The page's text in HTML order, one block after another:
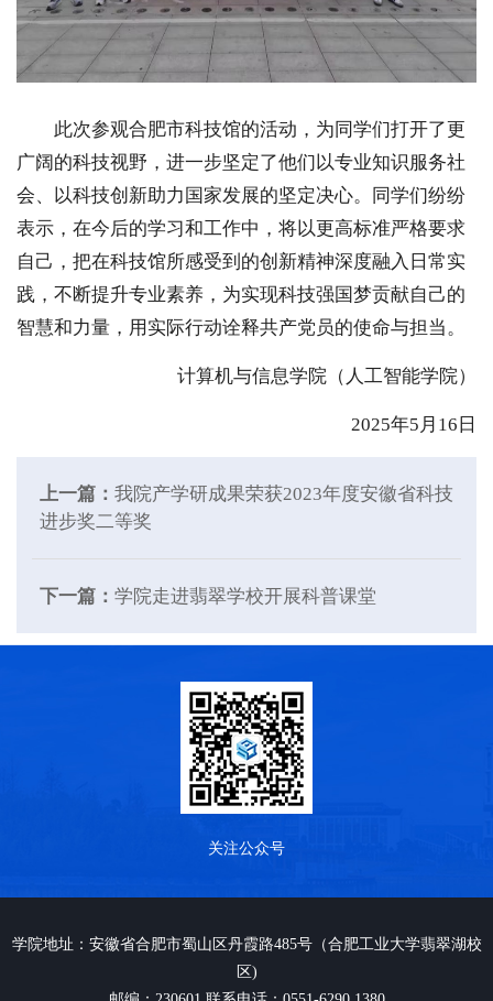
此次参观合肥市科技馆的活动，为同学们打开了更
广阔的科技视野，进一步坚定了他们以专业知识服务社
会、以科技创新助力国家发展的坚定决心。同学们纷纷
表示，在今后的学习和工作中，将以更高标准严格要求
自己，把在科技馆所感受到的创新精神深度融入日常实
践，不断提升专业素养，为实现科技强国梦贡献自己的
智慧和力量，用实际行动诠释共产党员的使命与担当。
计算机与信息学院（人工智能学院）
2025年5月16日
上一篇： 我院产学研成果荣获2023年度安徽省科技
进步奖二等奖
下一篇： 学院走进翡翠学校开展科普课堂
关注公众号
学院地址：安徽省合肥市蜀山区丹霞路485号（合肥工业大学翡翠湖校
区)